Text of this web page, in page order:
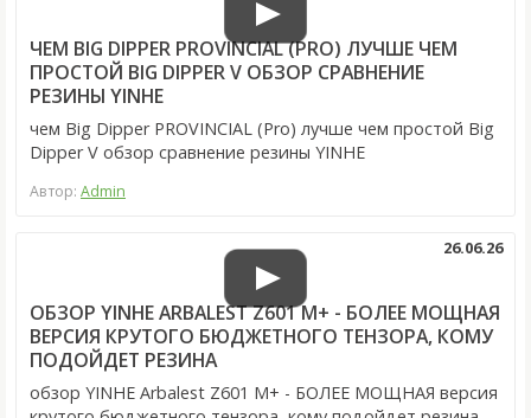
ЧЕМ BIG DIPPER PROVINCIAL (PRO) ЛУЧШЕ ЧЕМ
ПРОСТОЙ BIG DIPPER V ОБЗОР СРАВНЕНИЕ
РЕЗИНЫ YINHE
чем Big Dipper PROVINCIAL (Pro) лучше чем простой Big
Dipper V обзор сравнение резины YINHE
Автор: Admin
ОБЗОР YINHE ARBALEST Z601 M+ - БОЛЕЕ МОЩНАЯ
ВЕРСИЯ КРУТОГО БЮДЖЕТНОГО ТЕНЗОРА, КОМУ
ПОДОЙДЕТ РЕЗИНА
26.06.26
обзор YINHE Arbalest Z601 M+ - БОЛЕЕ МОЩНАЯ версия